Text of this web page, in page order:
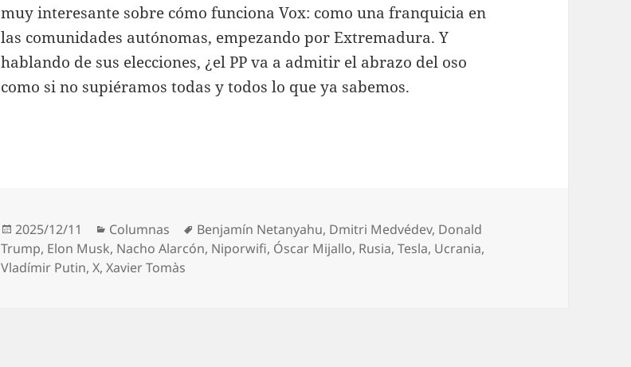
muy interesante sobre cómo funciona Vox: como una franquicia en
las comunidades autónomas, empezando por Extremadura. Y
hablando de sus elecciones, ¿el PP va a admitir el abrazo del oso
como si no supiéramos todas y todos lo que ya sabemos.
Publicado
el
2025/12/11 Categorías
Columnas Etiquetas
Benjamín Netanyahu, Dmitri Medvédev, Donald
Trump, Elon Musk, Nacho Alarcón, Niporwifi, Óscar Mijallo, Rusia,Tesla, Ucrania,
Vladímir Putin,X,Xavier Tomàs